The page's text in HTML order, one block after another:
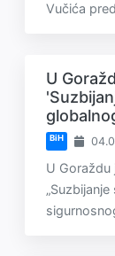
Vučića
U
BiH
U Goraždu